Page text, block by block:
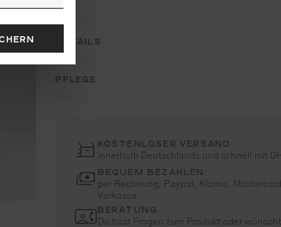
DETAILS
PFLEGE
KOSTENLOSER VERSAND
innerhalb Deutschlands und schnell mit
BEQUEM BEZAHLEN
per Rechnung, Paypal, Klarna,
Vorkasse
BERATUNG
Du hast Fragen zum Produkt oder